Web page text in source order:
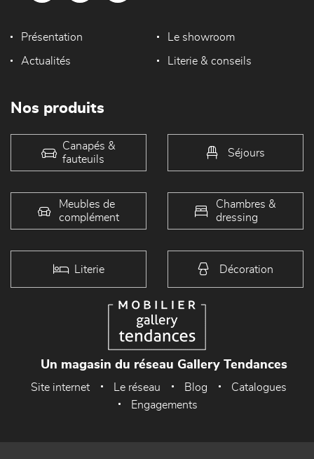
Présentation Le showroom
Actualités Literie & conseils
Nos produits
Canapés &
fauteuils
Séjours
Meubles de
complément
Chambres &
dressing
Literie Décoration
Un magasin du réseau Gallery Tendances
Site internet Le réseau Blog
Catalogues
Engagements